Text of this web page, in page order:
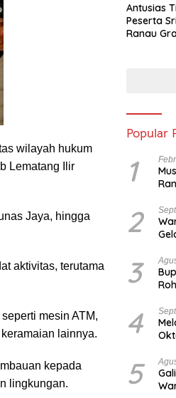
wilayah hukum
Lematang Ilir
Jaya, hingga
aktivitas, terutama
mesin ATM,
lainnya.
kepada
lingkungan.
Antusias
Peserta
Ranau
Popular
1
2
3
4
5